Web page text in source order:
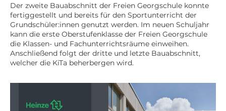
Der zweite Bauabschnitt der Freien Georgschule konnte
fertiggestellt und bereits für den Sportunterricht der
Grundschüler:innen genutzt werden. Im neuen Schuljahr
kann die erste Oberstufenklasse der Freien Georgschule
die Klassen- und Fachunterrichtsräume einweihen.
Anschließend folgt der dritte und letzte Bauabschnitt,
welcher die KiTa beherbergen wird.